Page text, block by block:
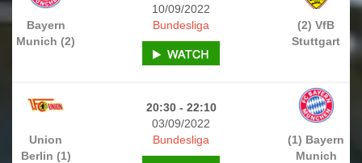
10/09/2022
Bayern
Munich (2)
(2) VfB
Stuttgart
Bundesliga
20:30 - 22:10
03/09/2022
Union
Berlin (1)
(1) Bayern
Munich
Bundesliga